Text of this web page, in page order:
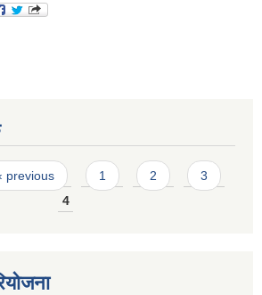
previous 1 2
3
4